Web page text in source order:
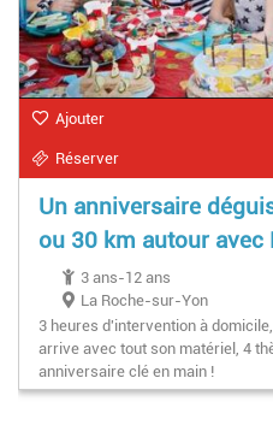
Ajouter
Réserver
Un anniversaire
ou 30 km autour avec
3 ans-12 ans
La Roche-sur-Yon
3 heures d'intervention à
arrive avec tout son matériel, 4
anniversaire clé en main !